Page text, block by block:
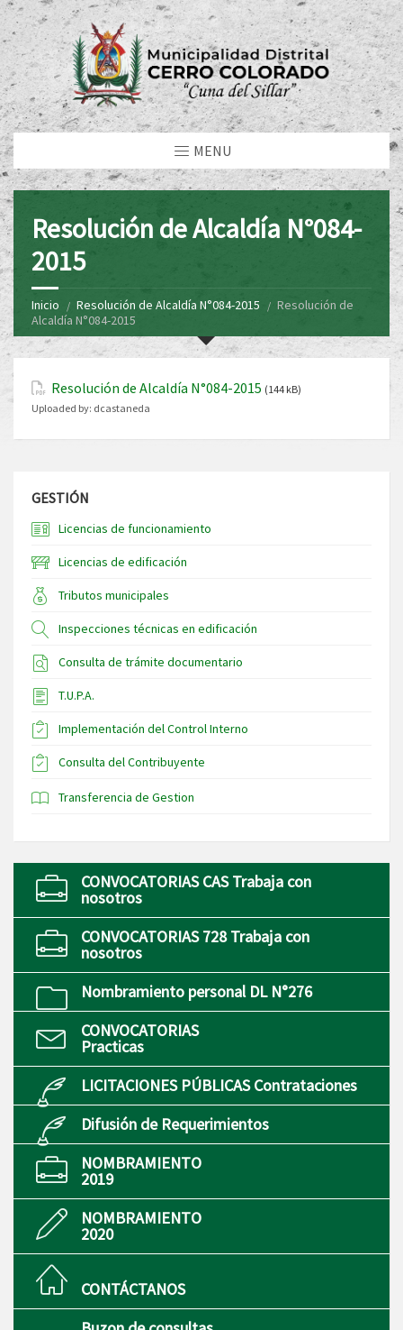
MENU
Resolución de Alcaldía N°084-
2015
Inicio Resolución de Alcaldía N°084-2015
Resolución de
Alcaldía N°084-2015
Resolución de Alcaldía N°084-2015 (144 kB)
Uploaded by: dcastaneda
GESTIÓN
Licencias de funcionamiento
Licencias de edificación
Tributos municipales
Inspecciones técnicas en edificación
Consulta de trámite documentario
T.U.P.A.
Implementación del Control Interno
Consulta del Contribuyente
Transferencia de Gestion
CONVOCATORIAS CAS Trabaja con
nosotros
CONVOCATORIAS 728 Trabaja con
nosotros
Nombramiento personal DL N°276
CONVOCATORIAS
Practicas
LICITACIONES PÚBLICAS Contrataciones
Difusión de Requerimientos
NOMBRAMIENTO
2019
NOMBRAMIENTO
2020
CONTÁCTANOS